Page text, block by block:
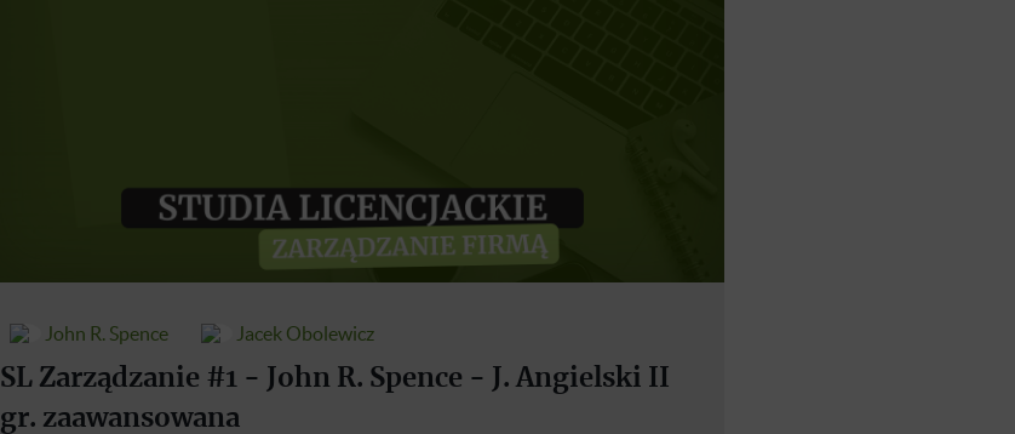
John R. Spence Jacek Obolewicz
SL Zarządzanie #1 - John R. Spence - J. Angielski II
gr. zaawansowana